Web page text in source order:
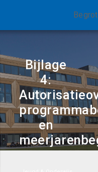
Bijlage
4:
en